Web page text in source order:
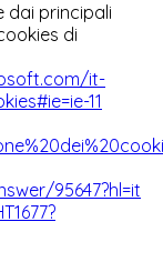
dai principali
di
it-
11
95647?hl=it